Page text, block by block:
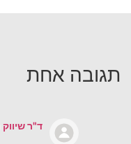
תגובה אחת
ד"ר שיווק